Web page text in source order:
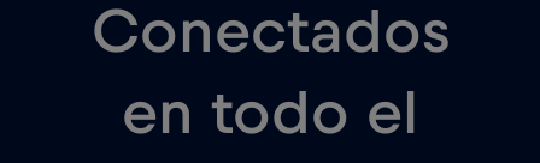
Conectados
en todo el